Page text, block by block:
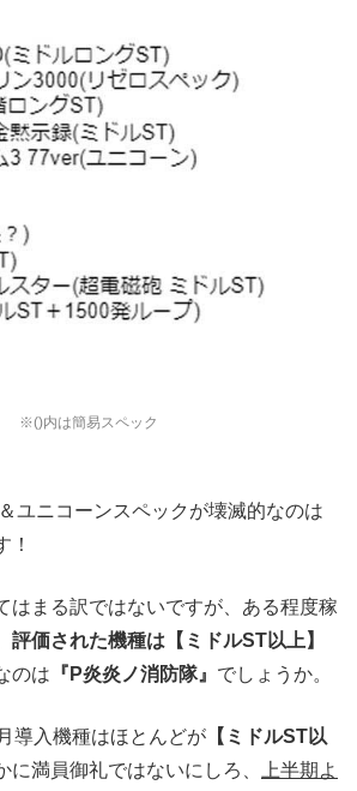
※()内は簡易スペック
ユニコーンスペックが壊滅的なのは
！
はまる訳ではないですが、ある程度稼
評価された機種は【ミドルST以上】
のは 『P炎炎ノ消防隊』 でしょうか。
導入機種はほとんどが 【ミドルST以
に満員御礼ではないにしろ、
上半期よ